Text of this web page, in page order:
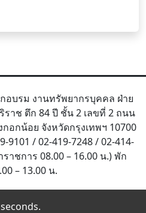
บรม งานทรัพยากรบุคคล ฝ่าย
ราช ตึก 84 ปี ชั้น 2 เลขที่ 2 ถนน
อกน้อย จังหวัดกรุงเทพฯ 10700
9101 / 02-419-7248 / 02-414-
าชการ 08.00 – 16.00 น.) พัก
– 13.00 น.
seconds.